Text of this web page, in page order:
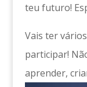
teu futuro!
Vais ter
participar!
aprender,